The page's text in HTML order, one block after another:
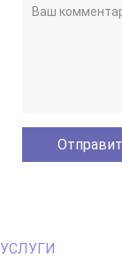
Primary
УСЛУГИ